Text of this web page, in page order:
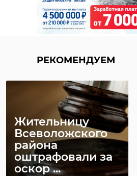
РЕКОМЕНДУЕМ
Жительницу
Всеволожского
района
оштрафовали за
оскор ...